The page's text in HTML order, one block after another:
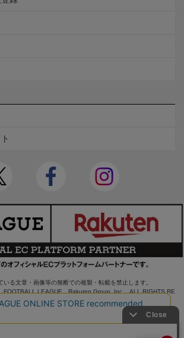
いる文章・画像等の無断での複製・転載を禁止します。
FOOTBALL LEAGUE Rakuten Group, Inc. ALL RIGHTS RE
SERVED.